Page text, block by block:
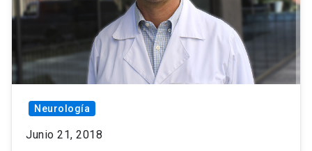
Neurología
Junio 21, 2018